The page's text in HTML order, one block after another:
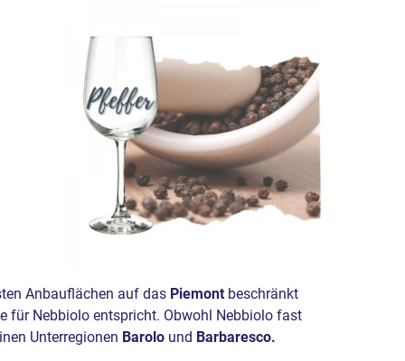
Anbauflächen auf das Piemont beschränkt
für Nebbiolo entspricht. Obwohl Nebbiolo fast
Unterregionen Barolo und Barbaresco.